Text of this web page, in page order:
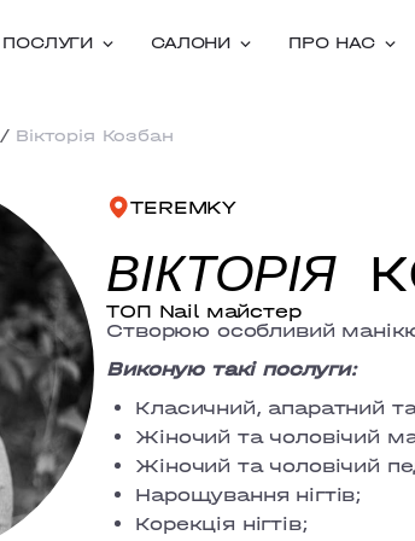
ПОСЛУГИ САЛОНИ ПРО НАС
/ Вікторія Козбан
TEREMKY
ВІКТОРІЯ
ТОП Nail майстер
Створюю особливий
Виконую такі послуги:
Класичний, апаратний
Жіночий та чоловічий
Жіночий та чоловічий
Нарощування нігтів;
Корекція нігтів;